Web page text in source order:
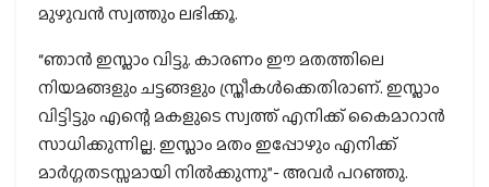
മുഴുവന്‍ സ്വത്തും ലഭിക്കൂ.
“ഞാന്‍ ഇസ്ലാം വിട്ടു. കാരണം ഈ മതത്തിലെ
നിയമങ്ങളും ചട്ടങ്ങളും സ്ത്രീകള്‍ക്കെതിരാണ്. ഇസ്ലാം
വിട്ടിട്ടും എന്റെ മകളുടെ സ്വത്ത് എനിക്ക് കൈമാറാന്‍
സാധിക്കുന്നില്ല. ഇസ്ലാം മതം ഇപ്പോഴും എനിക്ക്
മാര്‍ഗ്ഗതടസ്സമായി നില്‍ക്കുന്നു”- അവര്‍ പറഞ്ഞു.